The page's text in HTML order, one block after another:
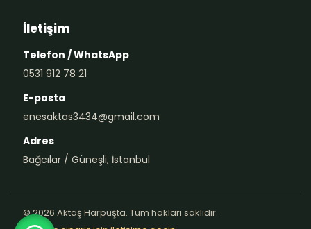
İletişim
Telefon / WhatsApp
0531 912 78 21
E-posta
enesaktas3434@gmail.com
Adres
Bağcılar / Güneşli, İstanbul
© 2026 Aktaş Harpuşta. Tüm hakları saklıdır.